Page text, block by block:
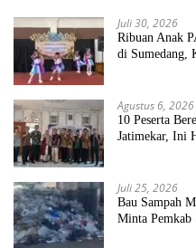
Juli 30, 2026
Ribuan Anak
di Sumedang,
Agustus 6, 2026
10 Peserta
Jatimekar, Ini
Juli 25, 2026
Bau Sampah
Minta Pemkab